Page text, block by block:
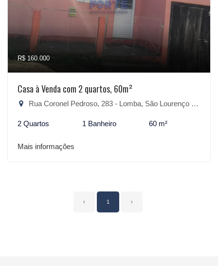
R$ 160.000
Casa à Venda com 2 quartos, 60m²
Rua Coronel Pedroso, 283 - Lomba, São Lourenço do Sul-RS
2 Quartos 1 Banheiro 60 m²
Mais informações
‹ 1 ›